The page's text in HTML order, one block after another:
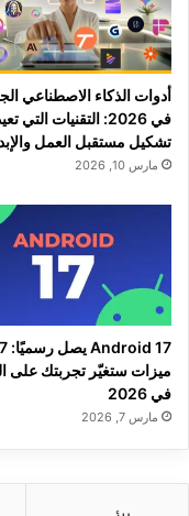
أدوات الذكاء الاصطناعي
في 2026: التقنيات التي
تشكيل مستقبل العمل
مارس 10, 2026
Android 17 يصل رسميًا: 7
ميزات ستغيّر تجربتك على
في 2026
مارس 7, 2026